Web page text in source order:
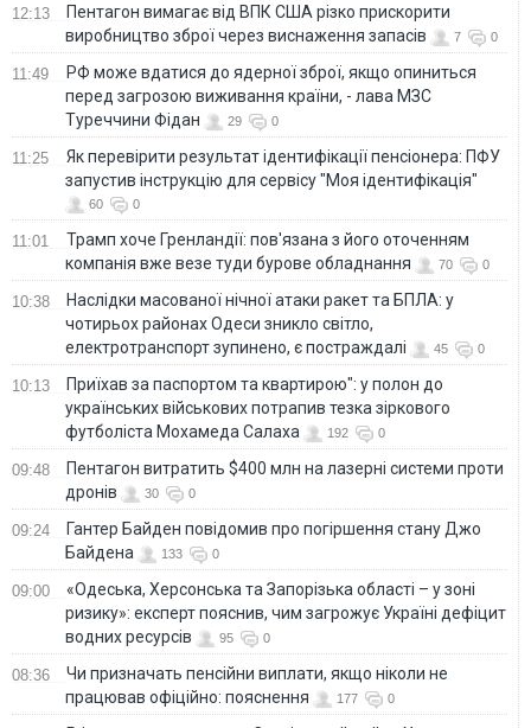
12:13
Пентагон вимагає від ВПК США різко прискорити
виробництво зброї через виснаження запасів
7 0
11:49
РФ може вдатися до ядерної зброї, якщо опиниться
перед загрозою виживання країни, - лава МЗС
Туреччини Фідан
29 0
11:25
Як перевірити результат ідентифікації пенсіонера: ПФУ
запустив інструкцію для сервісу "Моя ідентифікація"
60 0
11:01
Трамп хоче Гренландії: пов'язана з його оточенням
компанія вже везе туди бурове обладнання
70 0
10:38
Наслідки масованої нічної атаки ракет та БПЛА: у
чотирьох районах Одеси зникло світло,
електротранспорт зупинено, є постраждалі
45 0
10:13
Приїхав за паспортом та квартирою": у полон до
українських військових потрапив тезка зіркового
футболіста Мохамеда Салаха
192 0
09:48
Пентагон витратить $400 млн на лазерні системи проти
дронів
30 0
09:24
Гантер Байден повідомив про погіршення стану Джо
Байдена
133 0
09:00
«Одеська, Херсонська та Запорізька області – у зоні
ризику»: експерт пояснив, чим загрожує Україні дефіцит
водних ресурсів
95 0
08:36
Чи призначать пенсійни виплати, якщо ніколи не
працював офіційно: пояснення
177 0